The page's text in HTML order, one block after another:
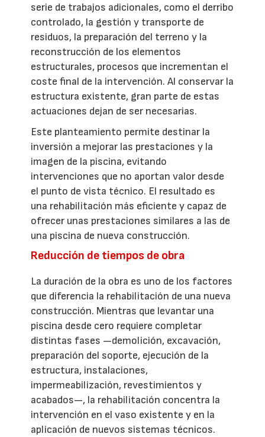
serie de trabajos adicionales, como el derribo
controlado, la gestión y transporte de
residuos, la preparación del terreno y la
reconstrucción de los elementos
estructurales, procesos que incrementan el
coste final de la intervención. Al conservar la
estructura existente, gran parte de estas
actuaciones dejan de ser necesarias.
Este planteamiento permite destinar la
inversión a mejorar las prestaciones y la
imagen de la piscina, evitando
intervenciones que no aportan valor desde
el punto de vista técnico. El resultado es
una rehabilitación más eficiente y capaz de
ofrecer unas prestaciones similares a las de
una piscina de nueva construcción.
Reducción de tiempos de obra
La duración de la obra es uno de los factores
que diferencia la rehabilitación de una nueva
construcción. Mientras que levantar una
piscina desde cero requiere completar
distintas fases —demolición, excavación,
preparación del soporte, ejecución de la
estructura, instalaciones,
impermeabilización, revestimientos y
acabados—, la rehabilitación concentra la
intervención en el vaso existente y en la
aplicación de nuevos sistemas técnicos.